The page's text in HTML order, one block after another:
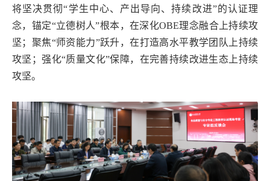
将坚决贯彻“学生中心、产出导向、持续改进”的认证理
念，锚定“立德树人”根本，在深化OBE理念融合上持续攻
坚；聚焦“师资能力”跃升，在打造高水平教学团队上持续
攻坚；强化“质量文化”保障，在完善持续改进生态上持续
攻坚。